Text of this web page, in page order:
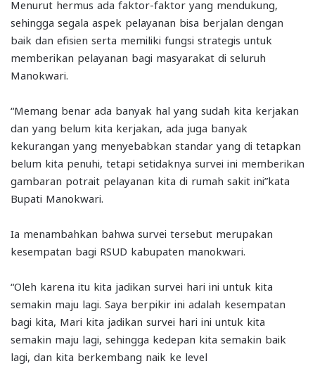
Menurut hermus ada faktor-faktor yang mendukung,
sehingga segala aspek pelayanan bisa berjalan dengan
baik dan efisien serta memiliki fungsi strategis untuk
memberikan pelayanan bagi masyarakat di seluruh
Manokwari.
“Memang benar ada banyak hal yang sudah kita kerjakan
dan yang belum kita kerjakan, ada juga banyak
kekurangan yang menyebabkan standar yang di tetapkan
belum kita penuhi, tetapi setidaknya survei ini memberikan
gambaran potrait pelayanan kita di rumah sakit ini”kata
Bupati Manokwari.
Ia menambahkan bahwa survei tersebut merupakan
kesempatan bagi RSUD kabupaten manokwari.
“Oleh karena itu kita jadikan survei hari ini untuk kita
semakin maju lagi. Saya berpikir ini adalah kesempatan
bagi kita, Mari kita jadikan survei hari ini untuk kita
semakin maju lagi, sehingga kedepan kita semakin baik
lagi, dan kita berkembang naik ke level